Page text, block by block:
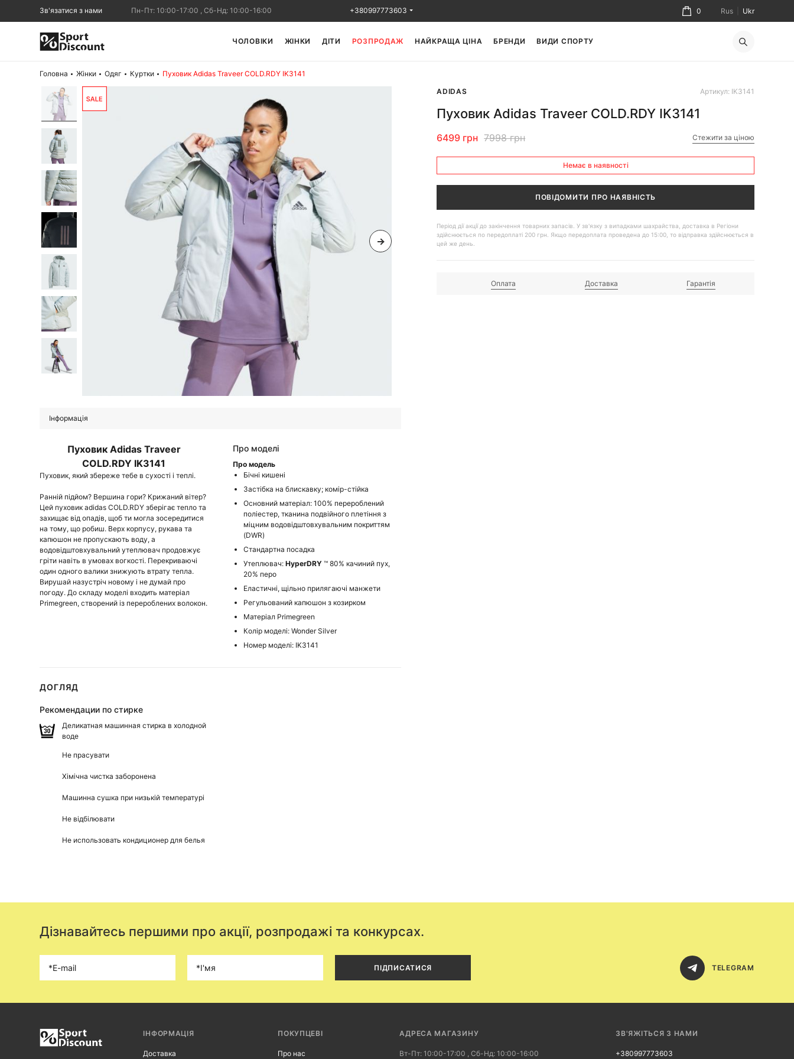
ЧОЛОВІКИ ЖІНКИ ДІТИ РОЗПРОДАЖ НАЙКРАЩА ЦІНА БРЕНДИ ВИДИ СПОРТУ
+380997773603
Зв'язатися з нами Пн-Пт: 10:00-17:00 , Сб-Нд: 10:00-16:00 0 Rus Ukr
Головна Жінки Одяг Куртки
Пуховик Adidas Traveer COLD.RDY IK3141
ADIDAS
Артикул: IK3141
Пуховик Adidas Traveer COLD.RDY IK3141
6499 грн 7998 грн Стежити за ціною
Немає в наявності
ПОВІДОМИТИ ПРО НАЯВНІСТЬ
Період дії акції до закінчення товарних запасів. У зв'язку з випадками шахрайства, доставка в Регіони
здійснюється по передоплаті 200 грн. Якщо передоплата проведена до 15:00, то відправка здійснюється в
цей же день.
Оплата Доставка Гарантія
Інформація
Пуховик Adidas Traveer
COLD.RDY IK3141
Пуховик, який збереже тебе в сухості і теплі.
Ранній підйом? Вершина гори? Крижаний вітер?
Цей пуховик adidas COLD.RDY зберігає тепло та
захищає від опадів, щоб ти могла зосередитися
на тому, що робиш. Верх корпусу, рукава та
капюшон не пропускають воду, а
водовідштовхувальний утеплювач продовжує
гріти навіть в умовах вогкості. Перекриваючі
один одного валики знижують втрату тепла.
Вирушай назустріч новому і не думай про
погоду. До складу моделі входить матеріал
Primegreen, створений із перероблених волокон.
Про моделі
Про модель
Бічні кишені
Застібка на блискавку; комір-стійка
Основний матеріал: 100% перероблений
поліестер, тканина подвійного плетіння з
міцним водовідштовхувальним покриттям
(DWR)
Стандартна посадка
Утеплювач:HyperDRY™ 80% качиний пух,
20% перо
Еластичні, щільно прилягаючі манжети
Регульований капюшон з козирком
Матеріал Primegreen
Колір моделі: Wonder Silver
Номер моделі: IK3141
ДОГЛЯД
Рекомендации по стирке
Деликатная машинная стирка в холодной
воде
Не прасувати
Хімічна чистка заборонена
Машинна сушка при низькій температурі
Не відбілювати
Не использовать кондиционер для белья
Дізнавайтесь першими про акції, розпродажі та конкурсах.
ПІДПИСАТИСЯ TELEGRAM
ІНФОРМАЦІЯ
Доставка
ПОКУПЦЕВІ
Про нас
АДРЕСА МАГАЗИНУ
Вт-Пт: 10:00-17:00 , Сб-Нд: 10:00-16:00
ЗВ'ЯЖІТЬСЯ З НАМИ
+380997773603